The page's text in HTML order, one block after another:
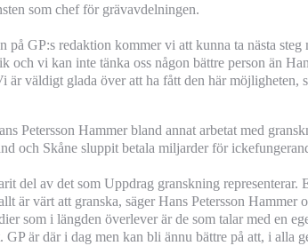
som chef för grävavdelningen.
på GP:s redaktion kommer vi att kunna ta nästa steg
och vi kan inte tänka oss någon bättre person än
är väldigt glada över att ha fått den här möjligheten,
Petersson Hammer bland annat arbetat med
och Skåne sluppit betala miljarder för
del av det som Uppdrag granskning representerar.
är värt att granska, säger Hans Petersson Hammer
som i längden överlever är de som talar med en
GP är där i dag men kan bli ännu bättre på att, i alla